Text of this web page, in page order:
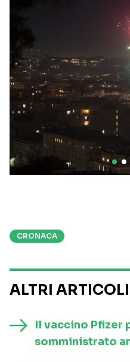
CRONACA
ALTRI
Il vaccino Pfizer
somministrato